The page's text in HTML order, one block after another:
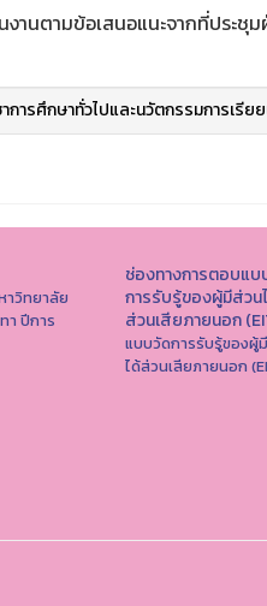
านตามข้อเสนอแนะจากที่ประชุ
การศึกษาทั่วไปและนวัตกรรมการเรี
วิทยาลัย
า ปีการ
ช่องทางการตอบแบ
การรับรู้ของผู้มีส่วน
ส่วนเสียภายนอก
แบบวัดการรับรู้ของผู้
ได้ส่วนเสียภายนอก